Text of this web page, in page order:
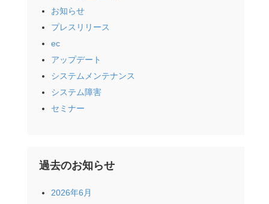
お知らせ
プレスリリース
ec
アップデート
システムメンテナンス
システム障害
セミナー
過去のお知らせ
2026年6月